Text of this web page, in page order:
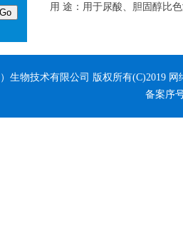
用 途：用于尿酸、胆固醇比
生物技术有限公司 版权所有(C)2019
备案序